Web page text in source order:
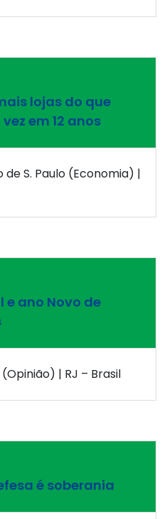
lojas do que
em 12 anos
de S. Paulo (Economia) |
e ano Novo de
| RJ – Brasil
é soberania